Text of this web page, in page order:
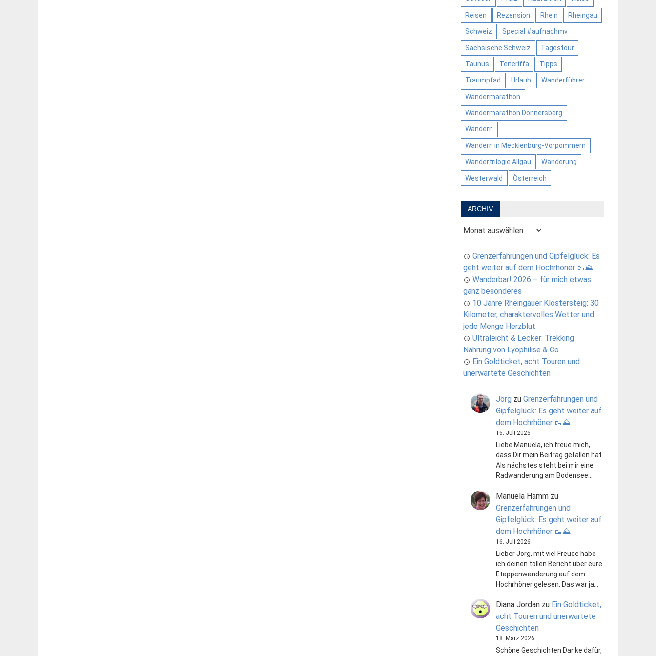
Reisen Rezension Rhein Rheingau
Schweiz Special #aufnachmv
Sächsische Schweiz Tagestour
Taunus Teneriffa Tipps
Traumpfad Urlaub Wanderführer
Wandermarathon
Wandermarathon Donnersberg
Wandern
Wandern in Mecklenburg-Vorpommern
Wandertrilogie Allgäu Wanderung
Westerwald Österreich
ARCHIV
Archiv
Grenzerfahrungen und Gipfelglück: Es
geht weiter auf dem Hochrhöner 🥾⛰️
Wanderbar! 2026 – für mich etwas
ganz besonderes
10 Jahre Rheingauer Klostersteig: 30
Kilometer, charaktervolles Wetter und
jede Menge Herzblut
Ultraleicht & Lecker: Trekking
Nahrung von Lyophilise & Co
Ein Goldticket, acht Touren und
unerwartete Geschichten
Jörg zu Grenzerfahrungen und
Gipfelglück: Es geht weiter auf
dem Hochrhöner 🥾⛰️
16. Juli 2026
Liebe Manuela, ich freue mich,
dass Dir mein Beitrag gefallen hat.
Als nächstes steht bei mir eine
Radwanderung am Bodensee…
Manuela Hammzu
Grenzerfahrungen und
Gipfelglück: Es geht weiter auf
dem Hochrhöner 🥾⛰️
16. Juli 2026
Lieber Jörg, mit viel Freude habe
ich deinen tollen Bericht über eure
Etappenwanderung auf dem
Hochrhöner gelesen. Das war ja…
Diana Jordanzu Ein Goldticket,
acht Touren und unerwartete
Geschichten
18. März 2026
Schöne Geschichten Danke dafür,